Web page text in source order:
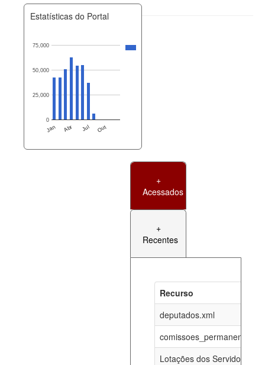
Estatísticas do Portal
Jan Abr Jul Out
0
25,000
50,000
75,000
+
Acessados
+
Recentes
Recurso
deputados.xml
Lotações dos Servidores
documento_andamento_atual.xml
08-08-